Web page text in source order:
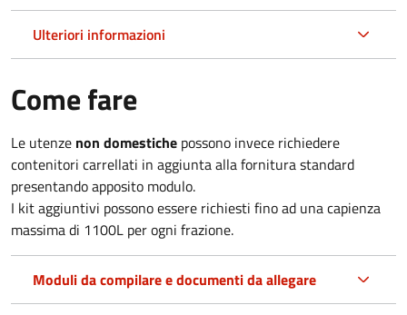
Ulteriori informazioni
Come fare
Le utenze non domestiche possono invece richiedere
contenitori carrellati in aggiunta alla fornitura standard
presentando apposito modulo.
I kit aggiuntivi possono essere richiesti fino ad una capienza
massima di 1100L per ogni frazione.
Moduli da compilare e documenti da allegare